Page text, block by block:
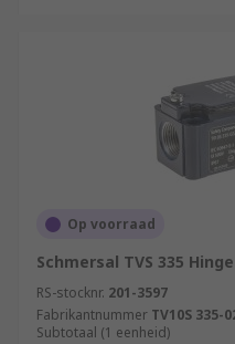
Op voorraad
Schmersal TVS 335
RS-stocknr. 201-3597
Fabrikantnummer TV10S 335-
Subtotaal (1 eenheid)